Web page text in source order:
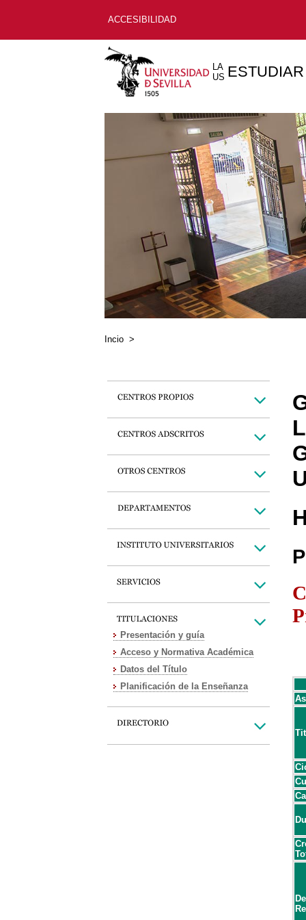
ACCESIBILIDAD
LA
US ESTUDIAR
Incio >
Presentación y guía
Acceso y Normativa Académica
Datos del Título
Planificación de la Enseñanza